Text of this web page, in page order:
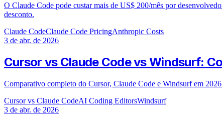
O Claude Code pode custar mais de US$ 200/mês por
desconto.
Claude CodeClaude Code PricingAnthropic Costs
3 de abr. de 2026
Cursor vs Claude Code vs Windsurf:
Comparativo completo do Cursor, Claude Code e Windsurf em
Cursor vs Claude CodeAI Coding EditorsWindsurf
3 de abr. de 2026